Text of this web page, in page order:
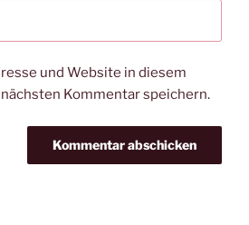
und Website in diesem
Kommentar speichern.